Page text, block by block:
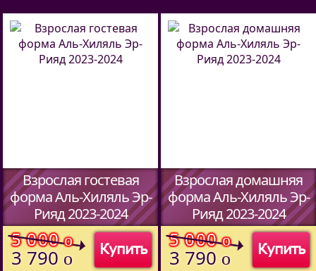
Взрослая гостевая
форма Аль-Хиляль Эр-
Рияд 2023-2024
(Код:00)
Купить
5 000o
3 790 o
Взрослая домашняя
форма Аль-Хиляль Эр-
Рияд 2023-2024
(Код:634870127 )
Купить
5 000o
3 790 o